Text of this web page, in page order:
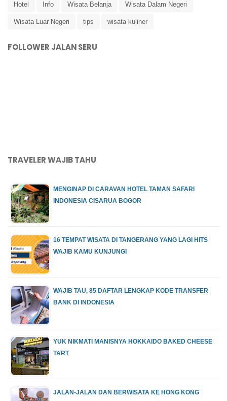
Hotel Info Wisata Belanja Wisata Dalam Negeri
Wisata Luar Negeri tips wisata kuliner
FOLLOWER JALAN SERU
TRAVELER WAJIB TAHU
MENGINAP DI CARAVAN HOTEL TAMAN SAFARI
INDONESIA CISARUA BOGOR
16 TEMPAT WISATA DI TANGERANG YANG LAGI HITS
WAJIB KAMU KUNJUNGI
WAJIB TAU, 85 DAFTAR LENGKAP KODE TRANSFER
BANK DI INDONESIA
YUK NIKMATI MANISNYA HOKKAIDO BAKED CHEESE
TART
JALAN-JALAN DAN BERWISATA KE HONG KONG